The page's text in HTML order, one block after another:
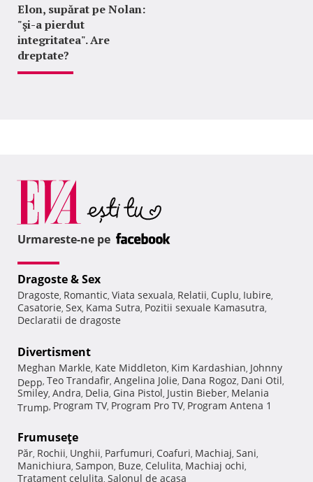
Elon, supărat pe Nolan:
"şi-a pierdut
integritatea". Are
dreptate?
Urmareste-ne pe
Dragoste & Sex
Dragoste, Romantic, Viata sexuala, Relatii, Cuplu, Iubire,
Casatorie, Sex, Kama Sutra, Pozitii sexuale Kamasutra,
Declaratii de dragoste
Divertisment
Meghan Markle, Kate Middleton, Kim Kardashian, Johnny
Depp, Teo Trandafir, Angelina Jolie, Dana Rogoz, Dani Otil,
Smiley, Andra, Delia, Gina Pistol, Justin Bieber, Melania
Trump, Program TV, Program Pro TV, Program Antena 1
Frumuseţe
Păr, Rochii, Unghii, Parfumuri, Coafuri, Machiaj, Sani,
Manichiura, Sampon, Buze, Celulita, Machiaj ochi,
Tratament celulita, Salonul de acasa